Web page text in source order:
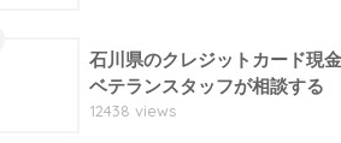
石川県のクレジットカード現
ベテランスタッフが相談する
12438 views